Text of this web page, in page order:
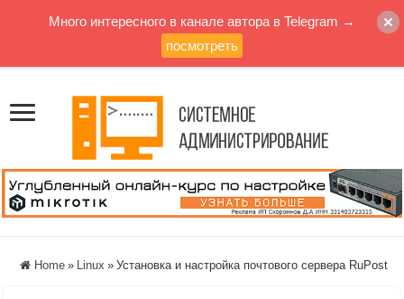
Home » Linux » Установка и настройка почтового сервера RuPost
Много интересного в канале автора в Telegram →
посмотреть